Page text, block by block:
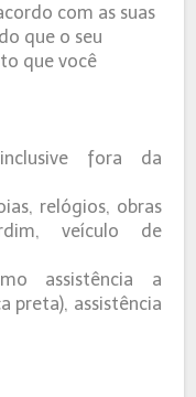
com as suas
que o seu
que você
fora da
relógios, obras
veículo de
assistência a
preta), assistência